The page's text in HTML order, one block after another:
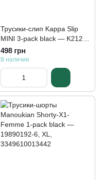
Трусики-слип Kappa Slip
MINI 3-pack black — K2121
Nero
498 грн
В наличии